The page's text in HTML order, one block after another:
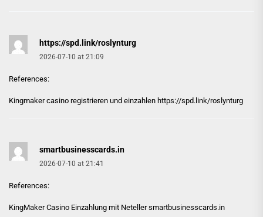
https://spd.link/roslynturg
2026-07-10 at 21:09
References:
Kingmaker casino registrieren und einzahlen https://spd.link/roslynturg
smartbusinesscards.in
2026-07-10 at 21:41
References:
KingMaker Casino Einzahlung mit Netellersmartbusinesscards.in